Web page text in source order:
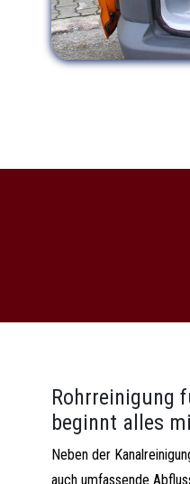
Rohrreinigung
beginnt alles
Neben der
auch umfassende